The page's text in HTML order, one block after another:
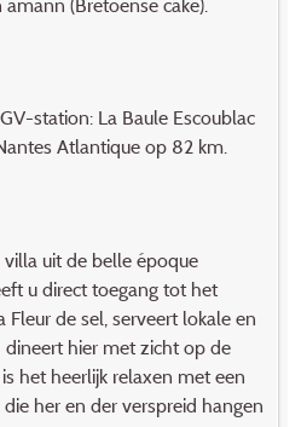
station: La Baule Escoublac
Atlantique op 82 km.
uit de belle époque
u direct toegang tot het
Fleur de sel, serveert lokale en
hier met zicht op de
het heerlijk relaxen met een
her en der verspreid hangen